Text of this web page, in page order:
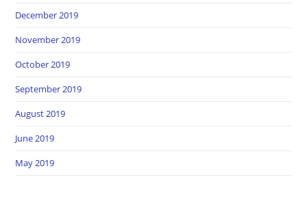
December 2019
November 2019
October 2019
September 2019
August 2019
June 2019
May 2019